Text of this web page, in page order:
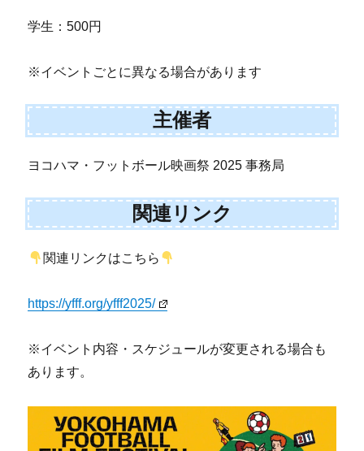
学生：500円
※イベントごとに異なる場合があります
主催者
ヨコハマ・フットボール映画祭 2025 事務局
関連リンク
関連リンクはこちら
https://yfff.org/yfff2025/
※イベント内容・スケジュールが変更される場合も
あります。